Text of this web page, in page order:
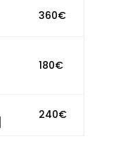
360€
180€
240€